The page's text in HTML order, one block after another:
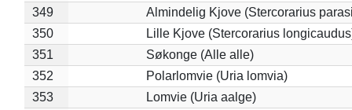
349
Almindelig Kjove (Stercorarius
350
Lille Kjove (Stercorarius
351
Søkonge (Alle alle)
352
Polarlomvie (Uria lomvia)
353
Lomvie (Uria aalge)